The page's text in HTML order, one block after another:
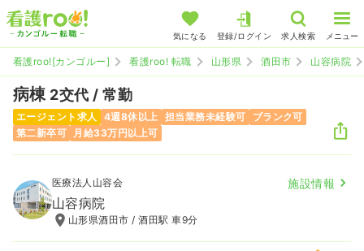
気になる 登録/ログイン 求人検索 メニュー
看護roo![カンゴルー] 看護roo! 転職 山形県 酒田市 山容病院
病棟 2交代 / 常勤
エージェント求人 4週8休以上 担当業務未経験可
ブランク可
第二新卒可
月給33万円以上可
医療法人山容会 施設情報
山容病院
山形県酒田市 / 酒田駅 車9分